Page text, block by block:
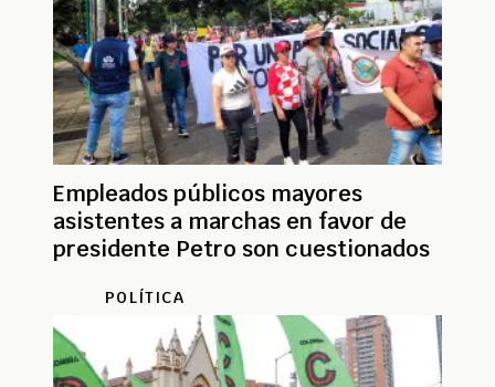
Empleados públicos mayores
asistentes a marchas en favor de
presidente Petro son cuestionados
POLÍTICA